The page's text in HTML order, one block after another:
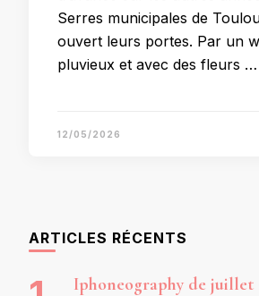
Serres municipales de
ouvert leurs portes. Par un
pluvieux et avec des fleurs …
12/05/2026
ARTICLES RÉCENTS
Iphoneography de juillet